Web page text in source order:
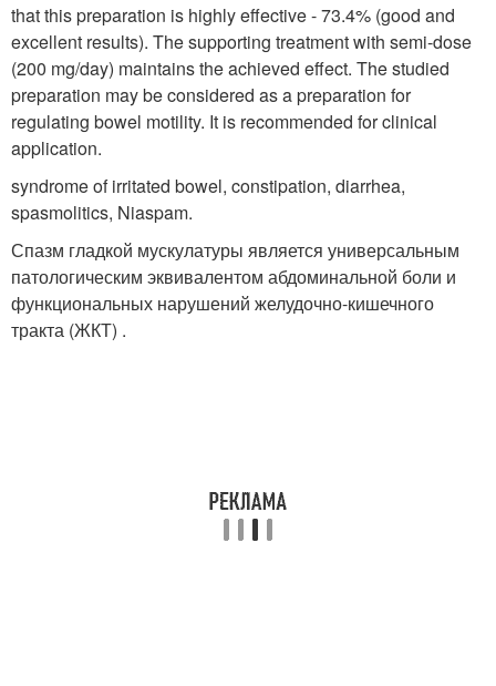
that this preparation is highly effective - 73.4% (good and
excellent results). The supporting treatment with semi-dose
(200 mg/day) maintains the achieved effect. The studied
preparation may be considered as a preparation for
regulating bowel motility. It is recommended for clinical
application.
syndrome of irritated bowel, constipation, diarrhea,
spasmolitics, Niaspam.
Спазм гладкой мускулатуры является универсальным
патологическим эквивалентом абдоминальной боли и
функциональных нарушений желудочно-кишечного
тракта (ЖКТ) .